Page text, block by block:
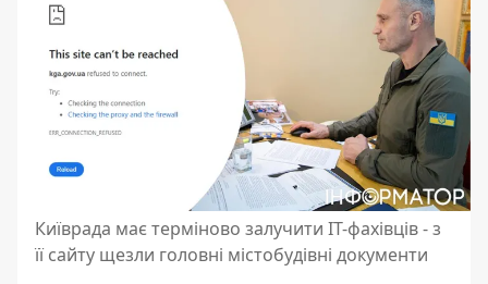
Київрада має терміново залучити IT-фахівців - з
її сайту щезли головні містобудівні документи